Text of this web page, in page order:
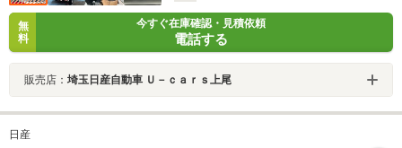
無
料
今すぐ在庫確認・見積依頼
電話する
販売店： 埼玉日産自動車 Ｕ－ｃａｒｓ上尾
日産